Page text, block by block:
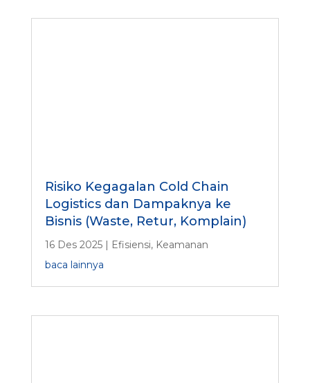
Risiko Kegagalan Cold Chain
Logistics dan Dampaknya ke
Bisnis (Waste, Retur, Komplain)
16 Des 2025| Efisiensi, Keamanan
baca lainnya